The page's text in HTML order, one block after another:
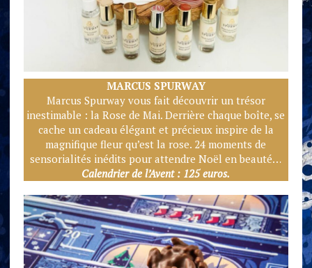
MARCUS SPURWAY
Marcus Spurway vous fait découvrir un trésor
inestimable : la Rose de Mai. Derrière chaque boîte, se
cache un cadeau élégant et précieux inspire de la
magnifique fleur qu’est la rose. 24 moments de
sensorialités inédits pour attendre Noël en beauté…
Calendrier de l’Avent : 125 euros.